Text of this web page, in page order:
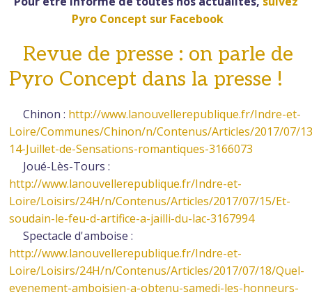
Pyro Concept sur Facebook
Revue de presse : on parle de
Pyro Concept dans la presse !
Chinon : http://www.lanouvellerepublique.fr/Indre-et-
Loire/Communes/Chinon/n/Contenus/Articles/2017/07/
14-Juillet-de-Sensations-romantiques-3166073
Joué-Lès-Tours :
http://www.lanouvellerepublique.fr/Indre-et-
Loire/Loisirs/24H/n/Contenus/Articles/2017/07/15/Et-
soudain-le-feu-d-artifice-a-jailli-du-lac-3167994
Spectacle d'amboise :
http://www.lanouvellerepublique.fr/Indre-et-
Loire/Loisirs/24H/n/Contenus/Articles/2017/07/18/Quel-
evenement-amboisien-a-obtenu-samedi-les-honneurs-